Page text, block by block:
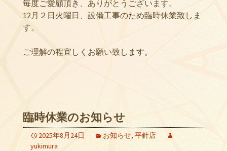
毎度ご愛顧頂き、ありがとうございます。
12月２日火曜日、設備工事のため臨時休業致しま
す。
ご理解の程宜しくお願い致します。
臨時休業のお知らせ
2025年8月24日 お知らせ, 平針店
yukimura